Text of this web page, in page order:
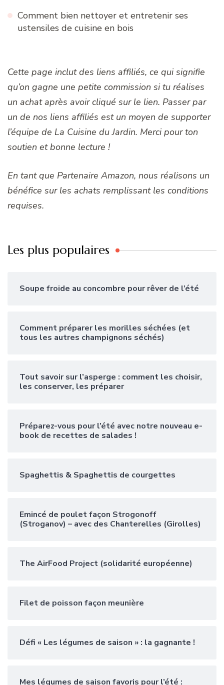
Comment bien nettoyer et entretenir ses
ustensiles de cuisine en bois
Cette page inclut des liens affiliés, ce qui signifie
qu’on gagne une petite commission si tu réalises
un achat après avoir cliqué sur le lien. Passer par
un de nos liens affiliés est un moyen de supporter
l’équipe de La Cuisine du Jardin. Merci pour ton
soutien et bonne lecture !
En tant que Partenaire Amazon, nous réalisons un
bénéfice sur les achats remplissant les conditions
requises.
Les plus populaires
Soupe froide au concombre pour rêver de l’été
Comment préparer les morilles séchées (et
tous les autres champignons séchés)
Tout savoir sur l’asperge : comment les choisir,
les conserver, les préparer
Préparez-vous pour l’été avec notre nouveau e-
book de recettes de salades !
Spaghettis & Spaghettis de courgettes
Emincé de poulet façon Strogonoff
(Stroganov) – avec des Chanterelles (Girolles)
The AirFood Project (solidarité européenne)
Filet de poisson façon meunière
Défi « Les légumes de saison » : la gagnante !
Mes légumes de saison favoris pour l’été :